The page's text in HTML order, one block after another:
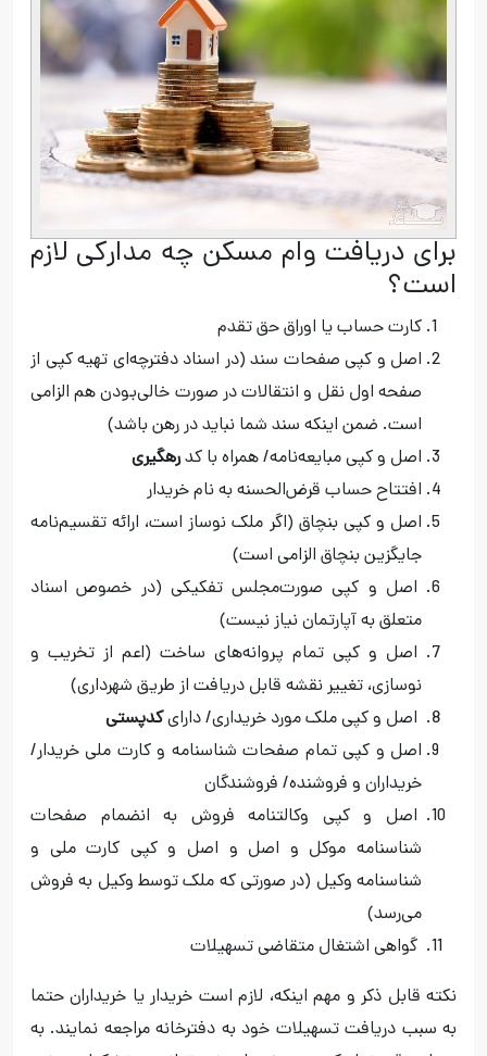
برای دریافت وام مسکن چه مدارکی لازم
است؟
کارت حساب یا اوراق حق تقدم
اصل و کپی صفحات سند (در اسناد دفترچه‌ای تهیه کپی از
صفحه اول نقل و انتقالات در صورت خالی‌بودن هم الزامی
است. ضمن اینکه سند شما نباید در رهن باشد)
اصل و کپی مبایعه‌نامه/ همراه با کدرهگیری
افتتاح حساب قرض‌الحسنه به نام خریدار
اصل و کپی بنچاق (اگر ملک نوساز است، ارائه تقسیم‌نامه
جایگزین بنچاق الزامی است)
اصل و کپی صورت‌مجلس تفکیکی (در خصوص اسناد
متعلق به آپارتمان نیاز نیست)
اصل و کپی تمام پروانه‌های ساخت (اعم از تخریب و
نوسازی، تغییر نقشه قابل دریافت از طریق شهرداری)
اصل و کپی ملک مورد خریداری/ دارایکدپستی
اصل و کپی تمام صفحات شناسنامه و کارت ملی خریدار/
خریداران و فروشنده/ فروشندگان
اصل و کپی وکالتنامه فروش به انضمام صفحات
شناسنامه موکل و اصل و اصل و کپی کارت ملی و
شناسنامه وکیل (در صورتی که ملک توسط وکیل به فروش
می‌رسد)
گواهی اشتغال متقاضی تسهیلات
نکته‌ قابل ذکر و مهم اینکه، لازم است خریدار یا خریداران حتما
به سبب دریافت تسهیلات خود به دفترخانه مراجعه نمایند. به